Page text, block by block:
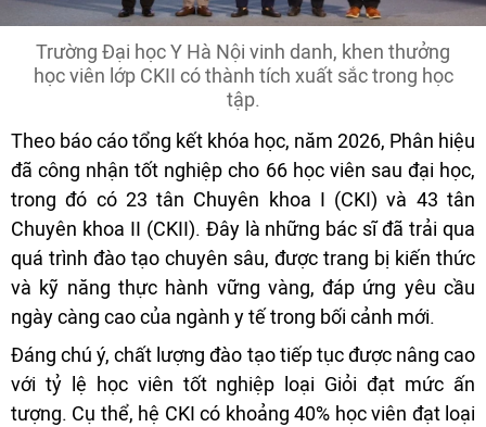
Trường Đại học Y Hà Nội vinh danh, khen thưởng
học viên lớp CKII có thành tích xuất sắc trong học
tập.
Theo báo cáo tổng kết khóa học, năm 2026, Phân hiệu
đã công nhận tốt nghiệp cho 66 học viên sau đại học,
trong đó có 23 tân Chuyên khoa I (CKI) và 43 tân
Chuyên khoa II (CKII). Đây là những bác sĩ đã trải qua
quá trình đào tạo chuyên sâu, được trang bị kiến thức
và kỹ năng thực hành vững vàng, đáp ứng yêu cầu
ngày càng cao của ngành y tế trong bối cảnh mới.
Đáng chú ý, chất lượng đào tạo tiếp tục được nâng cao
với tỷ lệ học viên tốt nghiệp loại Giỏi đạt mức ấn
tượng. Cụ thể, hệ CKI có khoảng 40% học viên đạt loại